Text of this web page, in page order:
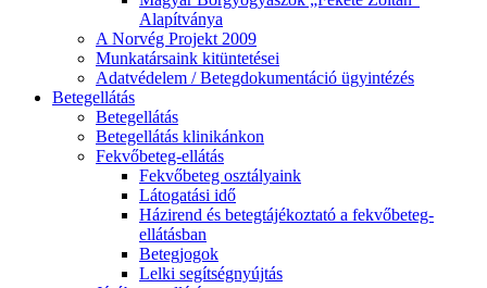
Alapítványa
A Norvég Projekt 2009
Munkatársaink kitüntetései
Adatvédelem / Betegdokumentáció ügyintézés
Betegellátás
Betegellátás
Betegellátás klinikánkon
Fekvőbeteg-ellátás
Fekvőbeteg osztályaink
Látogatási idő
Házirend és betegtájékoztató a fekvőbeteg-
ellátásban
Betegjogok
Lelki segítségnyújtás